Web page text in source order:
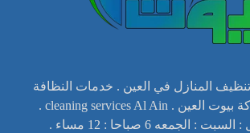
المنازل في العين . خدمات النظافة
والتعقيم . شركة بيوت العين . cleaning services Al Ain .
: الجمعه 6 صباحا : 12 مساء .